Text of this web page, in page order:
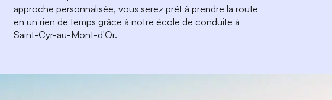
approche personnalisée, vous serez prêt à prendre la route
en un rien de temps grâce à notre école de conduite à
Saint-Cyr-au-Mont-d'Or.